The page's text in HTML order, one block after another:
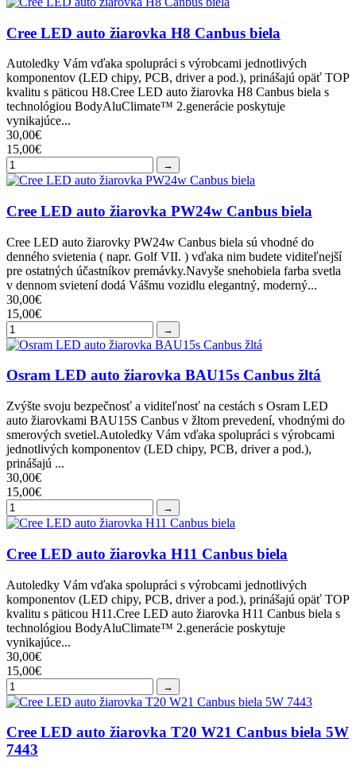
Cree LED auto žiarovka H8 Canbus biela
Autoledky Vám vďaka spolupráci s výrobcami jednotlivých
komponentov (LED chipy, PCB, driver a pod.), prinášajú opäť TOP
kvalitu s päticou H8.Cree LED auto žiarovka H8 Canbus biela s
technológiou BodyAluClimate™ 2.generácie poskytuje
vynikajúce...
30,00€
15,00€
→
Cree LED auto žiarovka PW24w Canbus biela
Cree LED auto žiarovky PW24w Canbus biela sú vhodné do
denného svietenia ( napr. Golf VII. ) vďaka nim budete viditeľnejší
pre ostatných účastníkov premávky.Navyše snehobiela farba svetla
v dennom svietení dodá Vášmu vozidlu elegantný, moderný...
30,00€
15,00€
→
Osram LED auto žiarovka BAU15s Canbus žltá
Zvýšte svoju bezpečnosť a viditeľnosť na cestách s Osram LED
auto žiarovkami BAU15S Canbus v žltom prevedení, vhodnými do
smerových svetiel.Autoledky Vám vďaka spolupráci s výrobcami
jednotlivých komponentov (LED chipy, PCB, driver a pod.),
prinášajú ...
30,00€
15,00€
→
Cree LED auto žiarovka H11 Canbus biela
Autoledky Vám vďaka spolupráci s výrobcami jednotlivých
komponentov (LED chipy, PCB, driver a pod.), prinášajú opäť TOP
kvalitu s päticou H11.Cree LED auto žiarovka H11 Canbus biela s
technológiou BodyAluClimate™ 2.generácie poskytuje
vynikajúce...
30,00€
15,00€
→
Cree LED auto žiarovka T20 W21 Canbus biela 5W
7443